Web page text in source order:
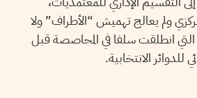
ولم يعالج تهميش “الأطراف” ولا
التي انطلقت سلفا في المحاصصة قبل
الانتخابية.